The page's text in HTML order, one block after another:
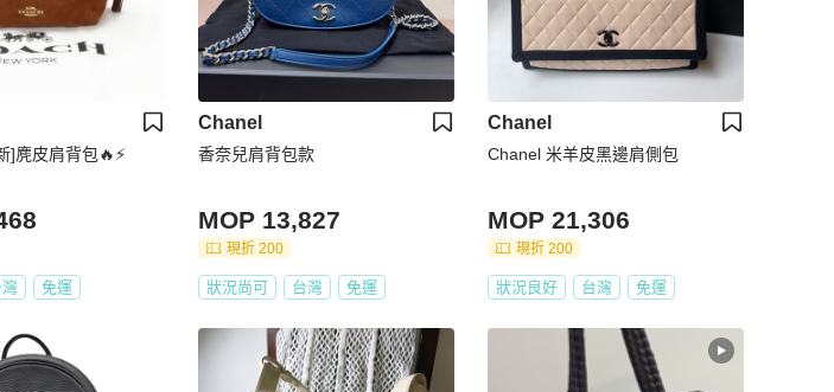
]麂皮肩背包🔥⚡️
灣 免運
Chanel
香奈兒肩背包款
MOP 13,827
現折 200
狀況尚可 台灣 免運
Chanel
Chanel 米羊皮黑邊肩側包
MOP 21,306
現折 200
狀況良好 台灣 免運